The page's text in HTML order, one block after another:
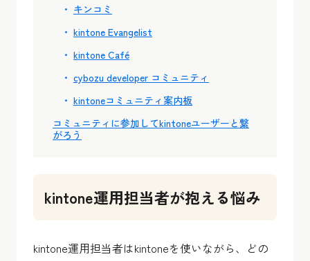
キンコミ
kintone Evangelist
kintone Café
cybozu developer コミュニティ
kintoneコミュニティ案内板
コミュニティに参加してkintoneユーザーと繋
がろう
kintone運用担当者が抱える悩み
kintone運用担当者はkintoneを使いながら、どの